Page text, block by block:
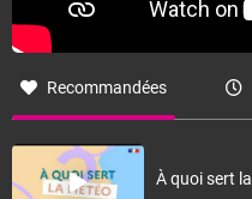
Recommandées
À quoi sert